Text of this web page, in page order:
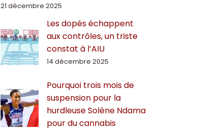
21 décembre 2025
Les dopés échappent
aux contrôles, un triste
constat à l’AIU
14 décembre 2025
Pourquoi trois mois de
suspension pour la
hurdleuse Solène Ndama
pour du cannabis